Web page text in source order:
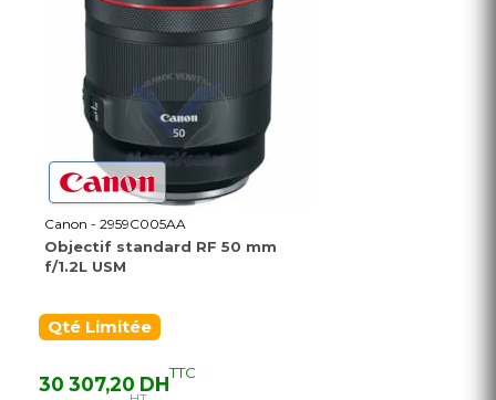
Canon - 2959C005AA
Objectif standard RF 50 mm
f/1.2L USM
Qté Limitée
30 307,20 DHTTC